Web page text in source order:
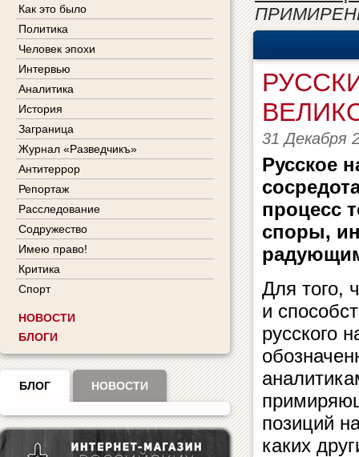
Как это было
Политика
Человек эпохи
Интервью
Аналитика
История
Заграница
Журнал «Разведчикъ»
Антитеррор
Репортаж
Расследование
Содружество
Имею право!
Критика
Спорт
НОВОСТИ
БЛОГИ
БЛОГ НОВОСТИ
31 Декабря
Русское
процесс
споры,
Для того,
и
русского
позиций
каких